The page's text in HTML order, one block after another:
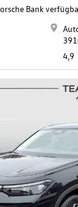
Bank
4,9